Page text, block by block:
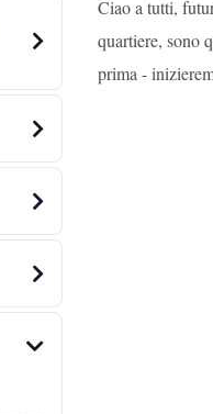
Ciao a tutti,
quartiere, sono
prima -